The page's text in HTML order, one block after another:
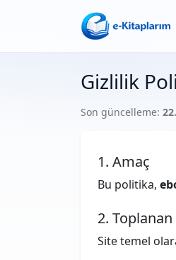
Gizlilik
Son güncelleme:
1. Amaç
Bu politika,
2.
Site temel